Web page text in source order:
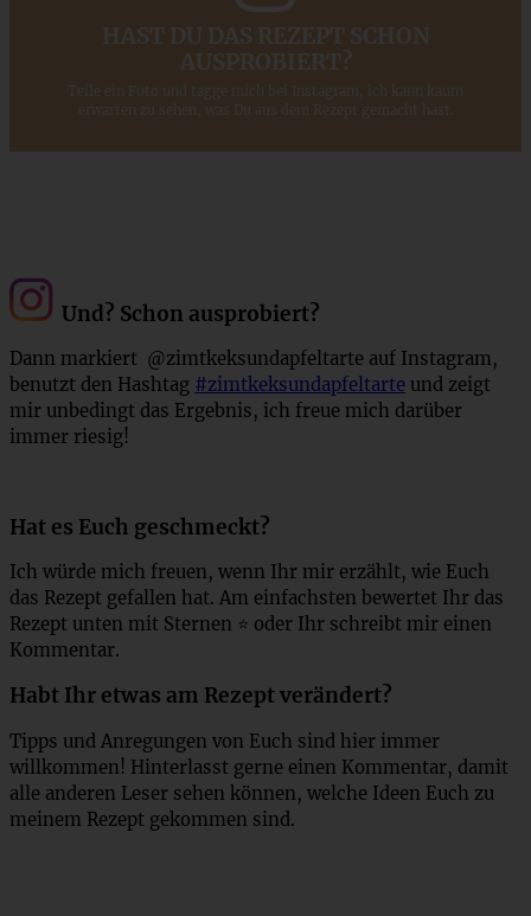
HAST DU DAS REZEPT SCHON
AUSPROBIERT?
Teile ein Foto und tagge mich bei Instagram, ich kann kaum
erwarten zu sehen, was Du aus dem Rezept gemacht hast.
Und? Schon ausprobiert?
Dann markiert @zimtkeksundapfeltarte auf Instagram,
benutzt den Hashtag #zimtkeksundapfeltarte und zeigt
mir unbedingt das Ergebnis, ich freue mich darüber
immer riesig!
Hat es Euch geschmeckt?
Ich würde mich freuen, wenn Ihr mir erzählt, wie Euch
das Rezept gefallen hat. Am einfachsten bewertet Ihr das
Rezept unten mit Sternen ⭐ oder Ihr schreibt mir einen
Kommentar.
Habt Ihr etwas am Rezept verändert?
Tipps und Anregungen von Euch sind hier immer
willkommen! Hinterlasst gerne einen Kommentar, damit
alle anderen Leser sehen können, welche Ideen Euch zu
meinem Rezept gekommen sind.